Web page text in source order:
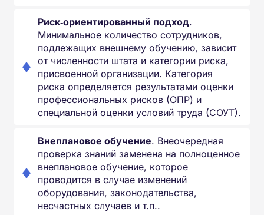
Риск‑ориентированный подход.
Минимальное количество сотрудников,
подлежащих внешнему обучению, зависит
от численности штата и категории риска,
присвоенной организации. Категория
риска определяется результатами оценки
профессиональных рисков (ОПР) и
специальной оценки условий труда (СОУТ).
Внеплановое обучение. Внеочередная
проверка знаний заменена на полноценное
внеплановое обучение, которое
проводится в случае изменений
оборудования, законодательства,
несчастных случаев и т.п..